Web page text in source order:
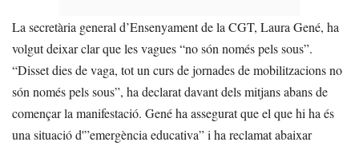
La secretària general d’Ensenyament de la CGT, Laura Gené, ha
volgut deixar clar que les vagues “no són només pels sous”.
“Disset dies de vaga, tot un curs de jornades de mobilitzacions no
són només pels sous”, ha declarat davant dels mitjans abans de
començar la manifestació. Gené ha assegurat que el que hi ha és
una situació d'”emergència educativa” i ha reclamat abaixar